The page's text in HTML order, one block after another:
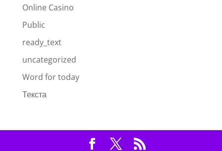
Online Casino
Public
ready_text
uncategorized
Word for today
Текста